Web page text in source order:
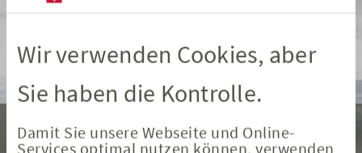
Wir verwenden Cookies, aber
Sie haben die Kontrolle.
Damit Sie unsere Webseite und Online-
Services optimal nutzen können, verwenden
Ein langes Leben ist eine wunderbare Perspektive –
wenn das Geld reicht